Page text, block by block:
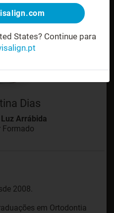
Dias
Arrábida
Formado
2008.
em Ortodontia
States? Continue para